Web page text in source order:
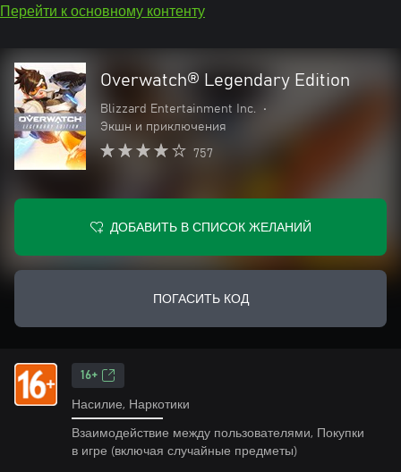
Перейти к основному контенту
Overwatch® Legendary Edition
Blizzard Entertainment Inc.
•
Экшн и приключения
757
ДОБАВИТЬ В СПИСОК ЖЕЛАНИЙ
ПОГАСИТЬ КОД
16+
Насилие, Наркотики
Взаимодействие между пользователями, Покупки
в игре (включая случайные предметы)